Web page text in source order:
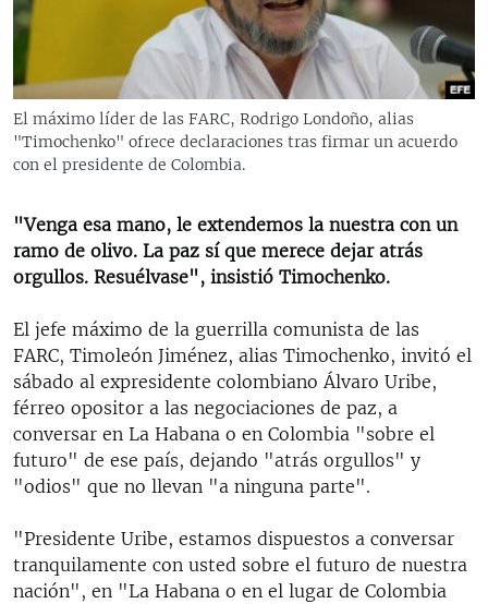
RADIO MARTÍ
ESPECIALES
ESPECIALES
LA REALIDAD DE LA VIVIENDA EN CUBA
SER VIEJO EN CUBA
KENTU-CUBANO
LOS SANTOS DE HIALEAH
DESINFORMACIÓN RUSA EN AMÉRICA LATINA
LA INVASIÓN DE RUSIA A UCRANIA
MULTIMEDIA
EDITORIALES
El máximo líder de las FARC, Rodrigo Londoño, alias
"Timochenko" ofrece declaraciones tras firmar un acuerdo
con el presidente de Colombia.
"Venga esa mano, le extendemos la nuestra con un
ramo de olivo. La paz sí que merece dejar atrás
orgullos. Resuélvase", insistió Timochenko.
El jefe máximo de la guerrilla comunista de las
FARC, Timoleón Jiménez, alias Timochenko, invitó el
sábado al expresidente colombiano Álvaro Uribe,
férreo opositor a las negociaciones de paz, a
conversar en La Habana o en Colombia "sobre el
futuro" de ese país, dejando "atrás orgullos" y
"odios" que no llevan "a ninguna parte".
"Presidente Uribe, estamos dispuestos a conversar
tranquilamente con usted sobre el futuro de nuestra
nación", en "La Habana o en el lugar de Colombia